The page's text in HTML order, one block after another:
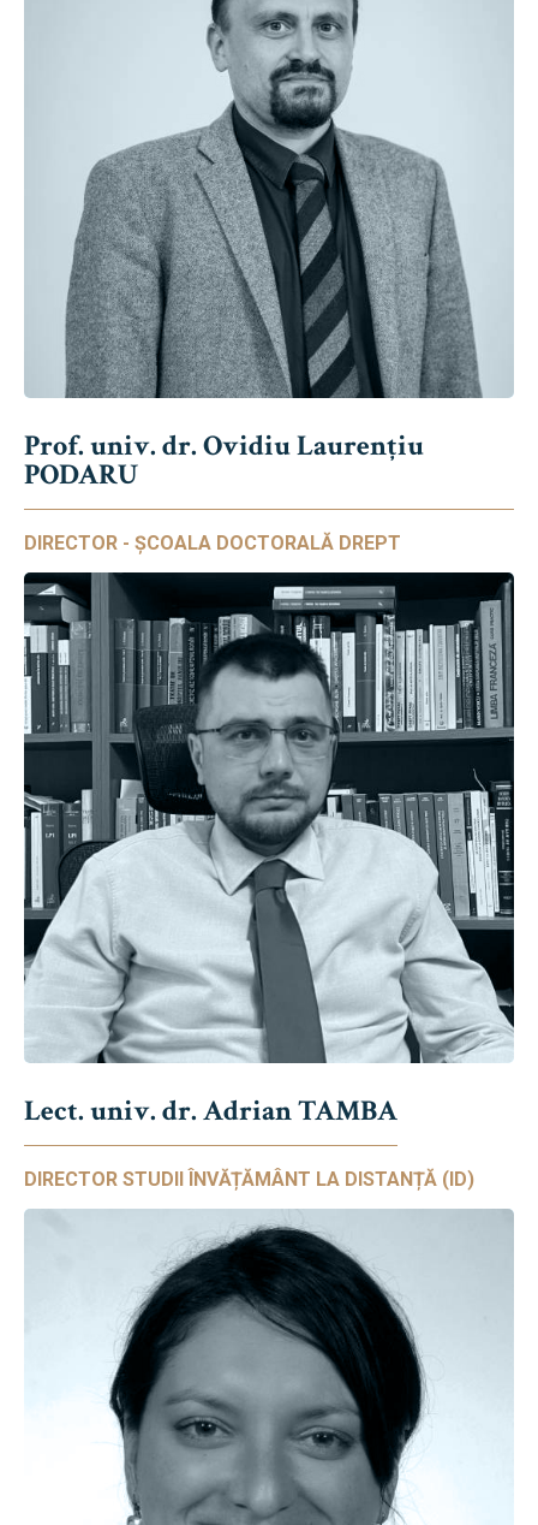
Prof. univ. dr. Ovidiu Laurențiu
PODARU
DIRECTOR - ȘCOALA DOCTORALĂ DREPT
Lect. univ. dr. Adrian TAMBA
DIRECTOR STUDII ÎNVĂȚĂMÂNT LA DISTANȚĂ (ID)